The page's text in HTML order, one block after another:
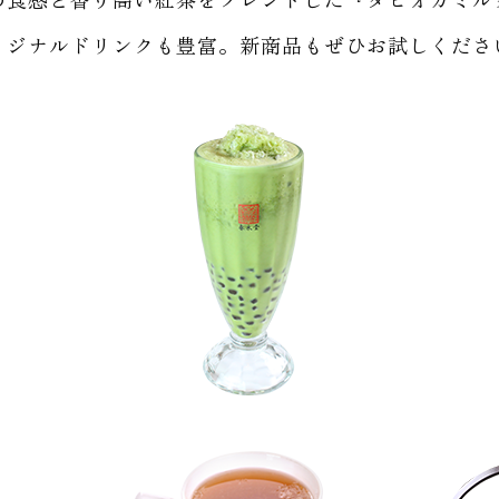
ジナルドリンクも豊富。新商品もぜひお試しくださ